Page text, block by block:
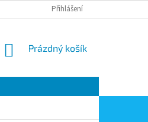
MOJE OBJEDNÁVKA
Přihlášení
NÁKUPNÍ
Prázdný košík